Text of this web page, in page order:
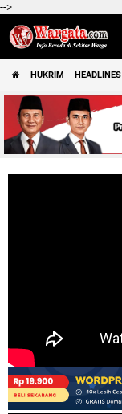
-->
HUKRIM HEADLINES